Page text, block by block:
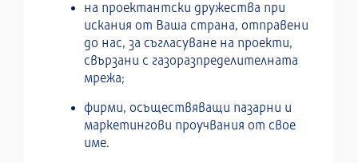
на проектантски дружества при
искания от Ваша страна, отправени
до нас, за съгласуване на проекти,
свързани с газоразпределителната
мрежа;
фирми, осъществяващи пазарни и
маркетингови проучвания от свое
име.